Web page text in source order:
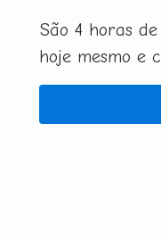
São 4 horas
hoje mesmo e